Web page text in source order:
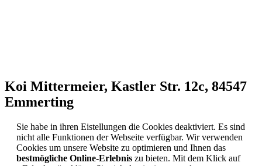
Koi Mittermeier, Kastler Str. 12c, 84547
Emmerting
Sie habe in ihren Eistellungen die Cookies deaktiviert. Es sind
nicht alle Funktionen der Webseite verfügbar. Wir verwenden
Cookies um unsere Website zu optimieren und Ihnen das
bestmögliche Online-Erlebnis zu bieten. Mit dem Klick auf